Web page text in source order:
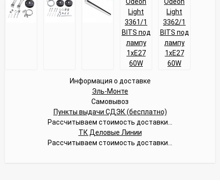
Информация о доставке
Эль-Монте
Самовывоз
Пункты выдачи СДЭК (бесплатно)
Рассчитываем стоимость доставки...
ТК Деловые Линии
Рассчитываем стоимость доставки...